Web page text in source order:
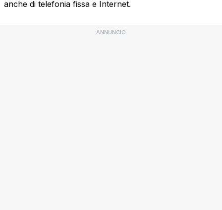
anche di telefonia fissa e Internet.
ANNUNCIO